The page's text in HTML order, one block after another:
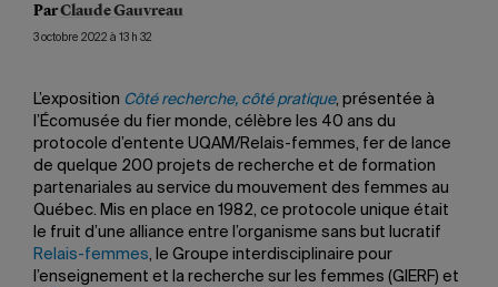
ParClaude Gauvreau
3 octobre 2022 à 13 h 32
L’exposition Côté recherche, côté pratique, présentée à
l’Écomusée du fier monde, célèbre les 40 ans du
protocole d’entente UQAM/Relais-femmes, fer de lance
de quelque 200 projets de recherche et de formation
partenariales au service du mouvement des femmes au
Québec. Mis en place en 1982, ce protocole unique était
le fruit d’une alliance entre l’organisme sans but lucratif
Relais-femmes, le Groupe interdisciplinaire pour
l’enseignement et la recherche sur les femmes (GIERF) et